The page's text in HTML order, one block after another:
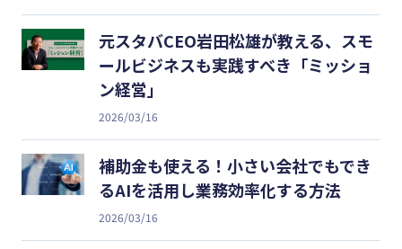
元スタバCEO岩田松雄が教える、スモ
ールビジネスも実践すべき「ミッショ
ン経営」
2026/03/16
補助金も使える！小さい会社でもでき
るAIを活用し業務効率化する方法
2026/03/16